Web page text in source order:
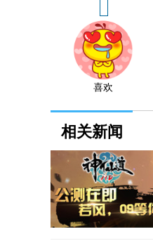
喜欢
相关新闻